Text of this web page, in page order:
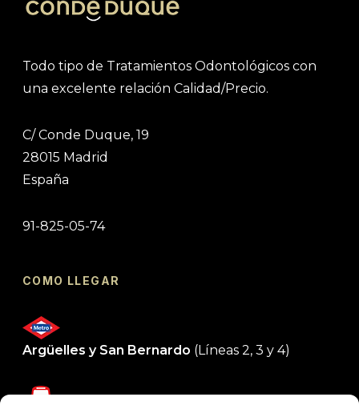
Todo tipo de Tratamientos Odontológicos con
una excelente relación Calidad/Precio.
C/ Conde Duque, 19
28015 Madrid
España
91-825-05-74
COMO LLEGAR
Argüelles y San Bernardo (Líneas 2, 3 y 4)